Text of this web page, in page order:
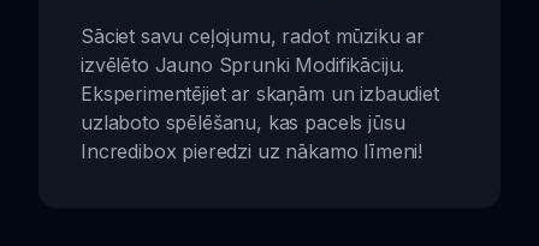
Sāciet savu ceļojumu, radot mūziku ar
izvēlēto Jauno Sprunki Modifikāciju.
Eksperimentējiet ar skaņām un izbaudiet
uzlaboto spēlēšanu, kas pacels jūsu
Incredibox pieredzi uz nākamo līmeni!